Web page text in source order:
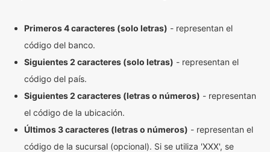
Primeros 4 caracteres (solo letras) - representan el
código del banco.
Siguientes 2 caracteres (solo letras) - representan el
código del país.
Siguientes 2 caracteres (letras o números) - representan
el código de la ubicación.
Últimos 3 caracteres (letras o números) - representan el
código de la sucursal (opcional). Si se utiliza 'XXX', se